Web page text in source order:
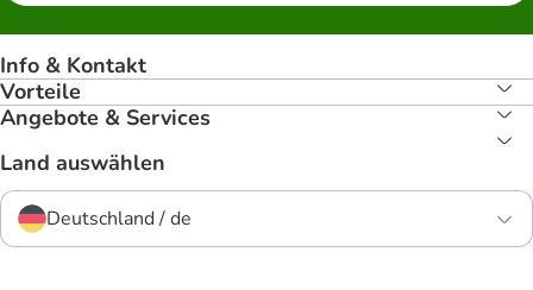
Info & Kontakt
Vorteile
Angebote & Services
Land auswählen
Deutschland / de